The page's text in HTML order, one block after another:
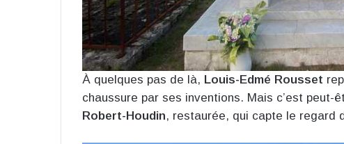
À quelques pas de là, Louis-Edmé Rousset
chaussure par ses inventions. Mais c’est peut-
Robert-Houdin, restaurée, qui capte le regard